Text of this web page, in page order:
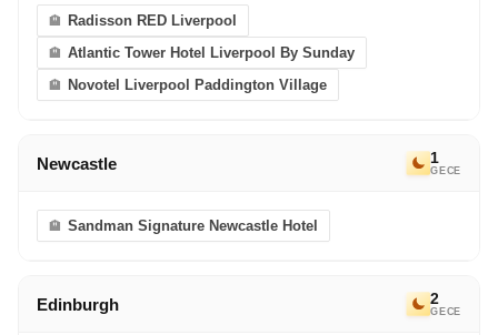
Radisson RED Liverpool
Atlantic Tower Hotel Liverpool By Sunday
Novotel Liverpool Paddington Village
Newcastle 1
GECE
Sandman Signature Newcastle Hotel
Edinburgh 2
GECE